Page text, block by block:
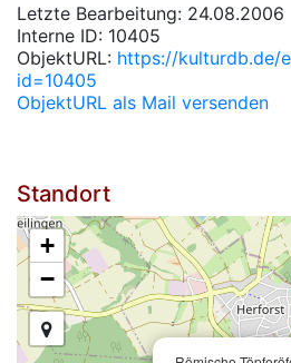
Letzte Bearbeitung: 24.08.2006
Interne ID: 10405
ObjektURL: https://kulturdb.de/
id=10405
ObjektURL als Mail versenden
Standort
+
−